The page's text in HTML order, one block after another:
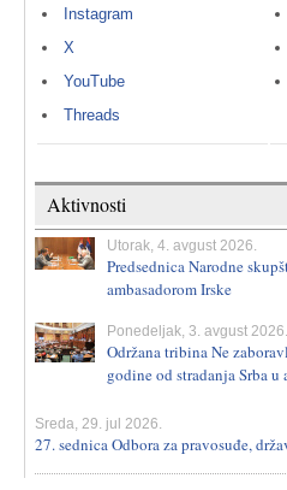
Instagram
X
YouTube
Threads
Aktivnosti
Utorak, 4. avgust 2026.
Predsednica Narodne
ambasadorom Irske
Ponedeljak, 3. avgust 2026.
Održana tribina Ne
godine od stradanja Srba
Sreda, 29. jul 2026.
27. sednica Odbora za pravosuđe,